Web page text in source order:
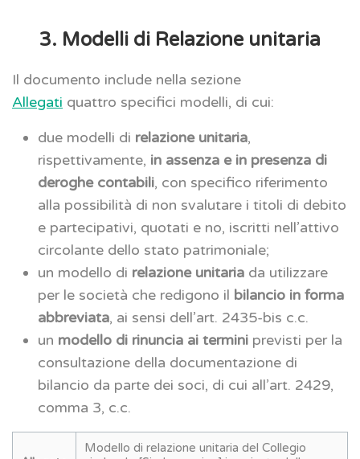
3. Modelli di Relazione unitaria
Il documento include nella sezione
Allegati quattro specifici modelli, di cui:
due modelli di relazione unitaria,
rispettivamente, in assenza e in presenza di
deroghe contabili, con specifico riferimento
alla possibilità di non svalutare i titoli di debito
e partecipativi, quotati e no, iscritti nell’attivo
circolante dello stato patrimoniale;
un modello di relazione unitaria da utilizzare
per le società che redigono il bilancio in forma
abbreviata, ai sensi dell’art. 2435-bis c.c.
un modello di rinuncia ai termini previsti per la
consultazione della documentazione di
bilancio da parte dei soci, di cui all’art. 2429,
comma 3, c.c.
Modello di relazione unitaria del Collegio